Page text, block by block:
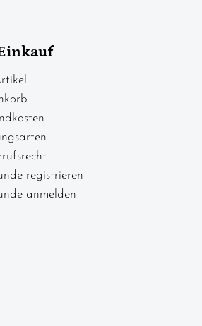
registrieren
anmelden